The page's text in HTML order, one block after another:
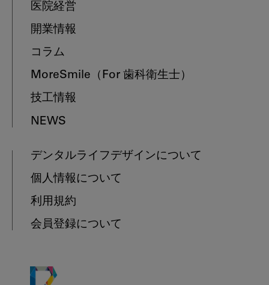
医院経営
開業情報
コラム
MoreSmile （For 歯科衛生士）
技工情報
NEWS
デンタルライフデザインについて
個人情報について
利用規約
会員登録について